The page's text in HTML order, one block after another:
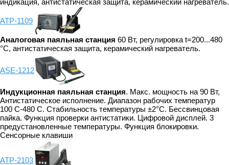
индикация, антистатическая защита, керамический нагреватель.
АТР-1109
Аналоговая паяльная станция 60 Вт, регулировка t=200...480
°C, антистатическая защита, керамический нагреватель.
ASE-1212
Индукционная паяльная станция. Макс. мощность на 90 Вт,
Антистатическое исполнение. Диапазон рабочих температур
100 С-480 С. Стабильность температуры ±2°C. Бессвинцовая
пайка. Функция проверки антистатики. Цифровой дисплей. 3
предустановленные температуры. Функция блокировки.
Сенсорные клавиши
АТР-2103